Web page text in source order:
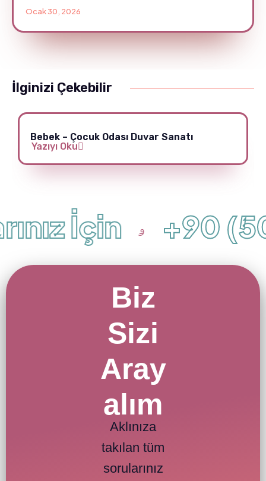
Ocak 30, 2026
İlginizi Çekebilir
Bebek – Çocuk Odası Duvar Sanatı
Yazıyı Oku
İçin +90
Biz
Sizi
Aray
alım
Aklınıza
takılan tüm
sorularınız